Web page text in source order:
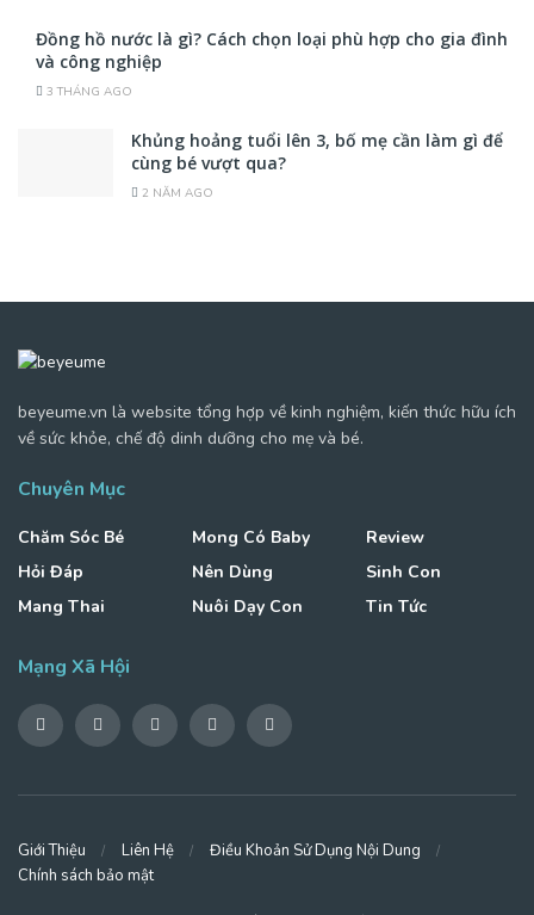
Đồng hồ nước là gì? Cách chọn loại phù hợp cho gia đình
và công nghiệp
3 THÁNG AGO
Khủng hoảng tuổi lên 3, bố mẹ cần làm gì để
cùng bé vượt qua?
2 NĂM AGO
beyeume.vn là website tổng hợp về kinh nghiệm, kiến thức hữu ích
về sức khỏe, chế độ dinh dưỡng cho mẹ và bé.
Chuyên Mục
Chăm Sóc Bé
Hỏi Đáp
Mang Thai
Mong Có Baby
Nên Dùng
Nuôi Dạy Con
Review
Sinh Con
Tin Tức
Mạng Xã Hội
Giới Thiệu Liên Hệ
Điều Khoản Sử Dụng Nội Dung
Chính sách bảo mật